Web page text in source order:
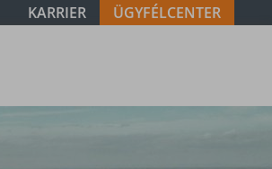
KARRIER ÜGYFÉLCENTER